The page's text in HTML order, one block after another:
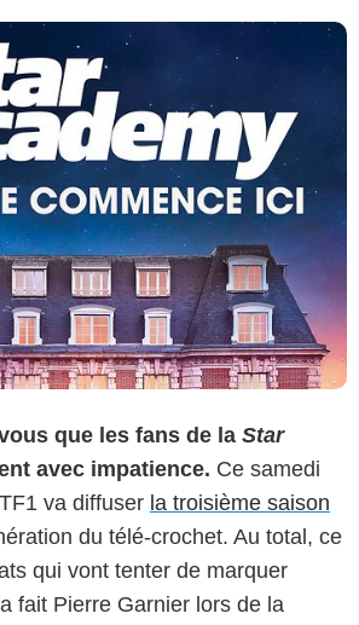
que les fans de la Star
avec impatience. Ce samedi
va diffuser la troisième saison
du télé-crochet. Au total, ce
qui vont tenter de marquer
fait Pierre Garnier lors de la